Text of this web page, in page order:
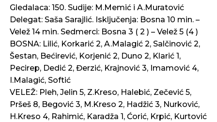
Gledalaca: 150. Sudije: M.Memić i A.Muratović
Delegat: Saša Sarajlić. Isključenja: Bosna 10 min. –
Velež 14 min. Sedmerci: Bosna 3 ( 2 ) – Velež 5 (4 )
BOSNA: Lilić, Korkarić 2, A.Malagić 2, Salčinović 2,
Šestan, Bećirević, Korjenić 2, Duno 2, Klarić 1,
Pecirep, Dedić 2, Đerzić, Krajnović 3, Imamović 4,
I.Malagić, Softić
VELEŽ: Pleh, Jelin 5, Z.Kreso, Halebić, Zečević 5,
Pršeš 8, Begović 3, M.Kreso 2, Hadžić 3, Nurković,
H.Kreso 4, Rahimić, Karadža 1, Ćorić, Krpić, Kurtović